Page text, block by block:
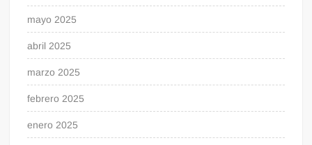
mayo 2025
abril 2025
marzo 2025
febrero 2025
enero 2025